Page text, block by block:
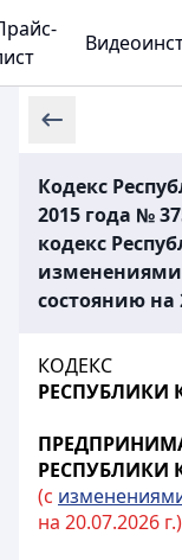
Кодекс
2015 года №
кодекс
состоянию на
КОДЕКС
РЕСПУБЛИКИ
РЕСПУБЛИКИ
(с
на 20.07.2026 г.)